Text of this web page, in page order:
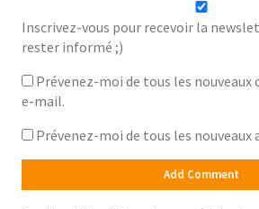
Inscrivez-vous pour recevoir la
rester informé ;)
Prévenez-moi de tous les
e-mail.
Prévenez-moi de tous les